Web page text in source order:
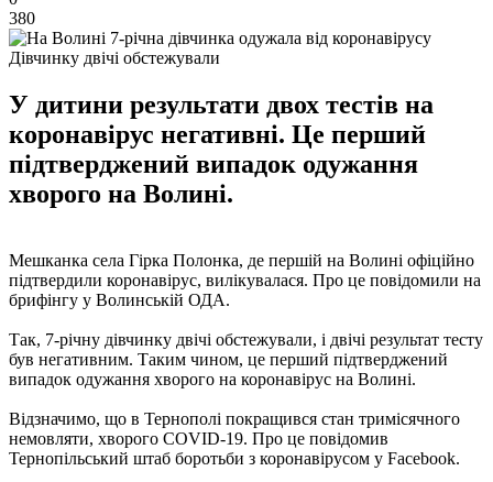
380
Дівчинку двічі обстежували
У дитини результати двох тестів на
коронавірус негативні. Це перший
підтверджений випадок одужання
хворого на Волині.
Мешканка села Гірка Полонка, де першій на Волині офіційно
підтвердили коронавірус, вилікувалася. Про це повідомили на
брифінгу у Волинській ОДА.
Так, 7-річну дівчинку двічі обстежували, і двічі результат тесту
був негативним. Таким чином, це перший підтверджений
випадок одужання хворого на коронавірус на Волині.
Відзначимо, що в Тернополі покращився стан тримісячного
немовляти, хворого COVID-19. Про це повідомив
Тернопільський штаб боротьби з коронавірусом у Facebook.